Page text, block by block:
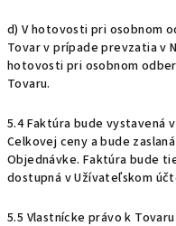
d) V hotovosti pri osobnom
Tovar v prípade prevzatia v
hotovosti pri osobnom
Tovaru.
5.4 Faktúra bude vystavená
Celkovej ceny a bude
Objednávke. Faktúra bude
dostupná v Užívateľskom
5.5 Vlastnícke právo k